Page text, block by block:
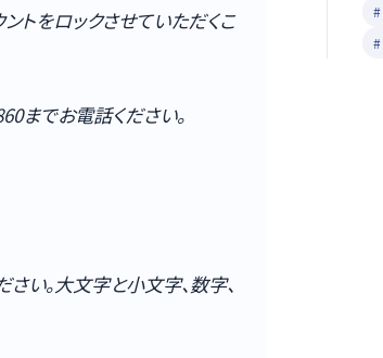
トをロックさせていただくこ
までお電話ください。
い。大文字と小文字、数字、